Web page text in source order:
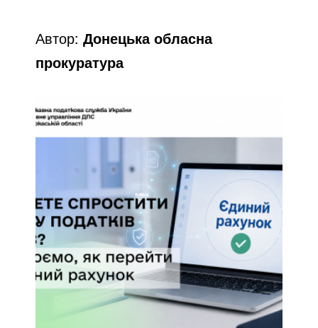
Автор:Донецька обласна
прокуратура